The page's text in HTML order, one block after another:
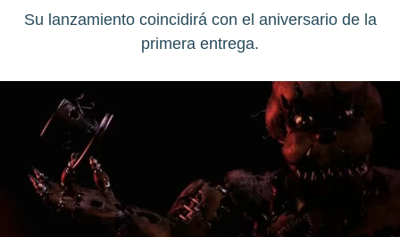
Su lanzamiento coincidirá con el aniversario de la
primera entrega.